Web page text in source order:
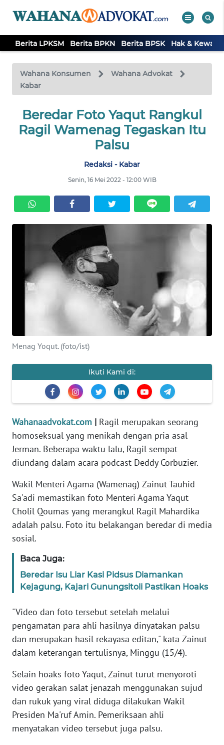
Berita LPKSM Berita BPKN Berita BPSK Hak &
Wahana Konsumen
Wahana Advokat
Kabar
Beredar Foto Yaqut Rangkul
Ragil Wamenag Tegaskan Itu
Palsu
Redaksi - Kabar
Senin, 16 Mei 2022 - 12:00 WIB
Menag Yoqut. (foto/ist)
Ikuti Kami di:
Wahanaadvokat.com | Ragil merupakan seorang
homoseksual yang menikah dengan pria asal
Jerman. Beberapa waktu lalu, Ragil sempat
diundang dalam acara podcast Deddy Corbuzier.
Wakil Menteri Agama (Wamenag) Zainut Tauhid
Sa'adi memastikan foto Menteri Agama Yaqut
Cholil Qoumas yang merangkul Ragil Mahardika
adalah palsu. Foto itu belakangan beredar di media
sosial.
Baca Juga:
Beredar Isu Liar Kasi Pidsus Diamankan
Kejagung, Kajari Gunungsitoli Pastikan Hoaks
"Video dan foto tersebut setelah melalui
pengamatan para ahli hasilnya dinyatakan palsu
dan merupakan hasil rekayasa editan," kata Zainut
dalam keterangan tertulisnya, Minggu (15/4).
Selain hoaks foto Yaqut, Zainut turut menyoroti
video gerakan salat jenazah menggunakan sujud
dan rukuk yang viral diduga dilakukan Wakil
Presiden Ma'ruf Amin. Pemeriksaan ahli
menyatakan video tersebut juga palsu.
WAHANA
TV
Tutup
BERITA
LPKSM
BERITA
BPKN
HAK &
ADVOKAT
NET
FORWAMKI
WALINKI
Informasi
BERITA
KONTAK
IKLAN
TENTANG
KAMI
MEDIA
SIBER
KARIR
DISCLAIMER